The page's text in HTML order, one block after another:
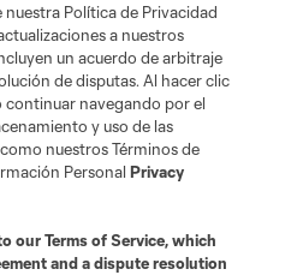
privacidad
No vender mi información
nuestra Política de Privacidad
a nuestros
un acuerdo de arbitraje
de disputas. Al hacer clic
continuar navegando por el
y uso de las
nuestros Términos de
PersonalPrivacy
to ourTerms of Service, which
and a dispute resolution